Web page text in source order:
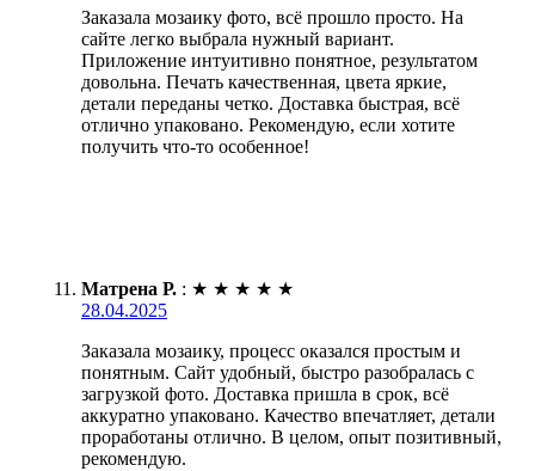
Заказала мозаику фото, всё прошло просто. На
сайте легко выбрала нужный вариант.
Приложение интуитивно понятное, результатом
довольна. Печать качественная, цвета яркие,
детали переданы четко. Доставка быстрая, всё
отлично упаковано. Рекомендую, если хотите
получить что-то особенное!
Матрена Р. : ★ ★ ★ ★ ★
28.04.2025
Заказала мозаику, процесс оказался простым и
понятным. Сайт удобный, быстро разобралась с
загрузкой фото. Доставка пришла в срок, всё
аккуратно упаковано. Качество впечатляет, детали
проработаны отлично. В целом, опыт позитивный,
рекомендую.